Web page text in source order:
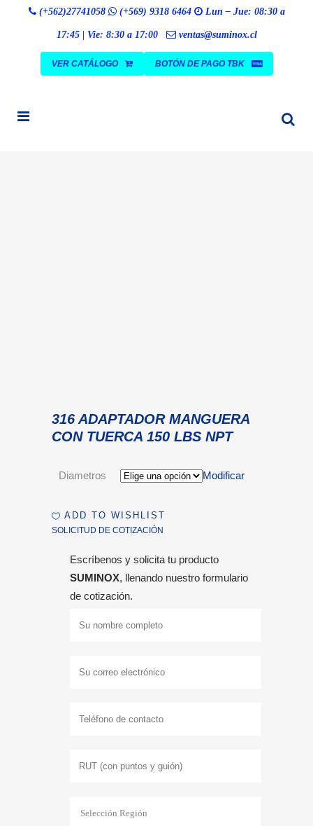
(+562)27741058 (+569) 9318 6464 Lun – Jue: 08:30 a
17:45 | Vie: 8:30 a 17:00 ventas@suminox.cl
VER CATÁLOGO BOTÓN DE PAGO TBK
316 ADAPTADOR MANGUERA
CON TUERCA 150 LBS NPT
Diametros Modificar
ADD TO WISHLIST
SOLICITUD DE COTIZACIÓN
Escríbenos y solicita tu producto
SUMINOX, llenando nuestro formulario
de cotización.
de
BUSCAR